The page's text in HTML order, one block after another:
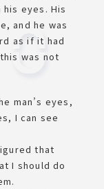
eyes. His
and he was
as if it had
was not
man’s eyes,
I can see
that
I should do